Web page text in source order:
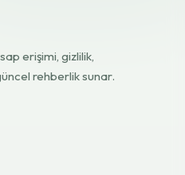
erişimi, gizlilik,
rehberlik sunar.